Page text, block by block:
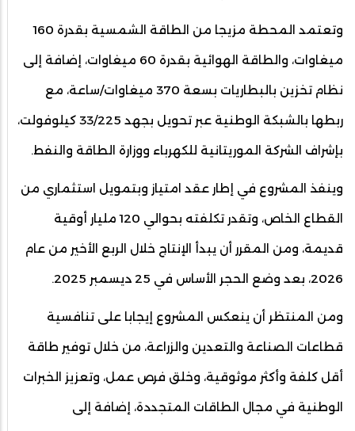
وتعتمد المحطة مزيجا من الطاقة الشمسية بقدرة 160
ميغاوات، والطاقة الهوائية بقدرة 60 ميغاوات، إضافة إلى
نظام تخزين بالبطاريات بسعة 370 ميغاوات/ساعة، مع
ربطها بالشبكة الوطنية عبر تحويل بجهد 33/225 كيلوفولت،
بإشراف الشركة الموريتانية للكهرباء ووزارة الطاقة والنفط.
وينفذ المشروع في إطار عقد امتياز وبتمويل استثماري من
القطاع الخاص، وتقدر تكلفته بحوالي 120 مليار أوقية
قديمة، ومن المقرر أن يبدأ الإنتاج خلال الربع الأخير من عام
2026، بعد وضع الحجر الأساس في 25 ديسمبر 2025.
ومن المنتظر أن ينعكس المشروع إيجابا على تنافسية
قطاعات الصناعة والتعدين والزراعة، من خلال توفير طاقة
أقل كلفة وأكثر موثوقية، وخلق فرص عمل، وتعزيز الخبرات
الوطنية في مجال الطاقات المتجددة، إضافة إلى